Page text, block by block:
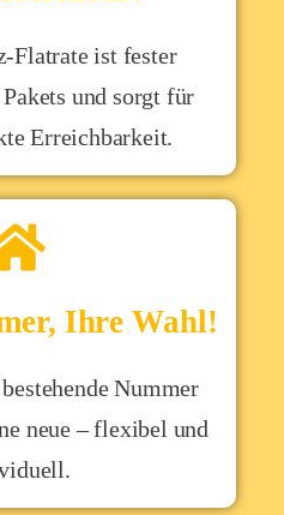
Flatrate ist fester
und sorgt für
Erreichbarkeit.
Ihre Wahl!
Nummer
neue – flexibel und